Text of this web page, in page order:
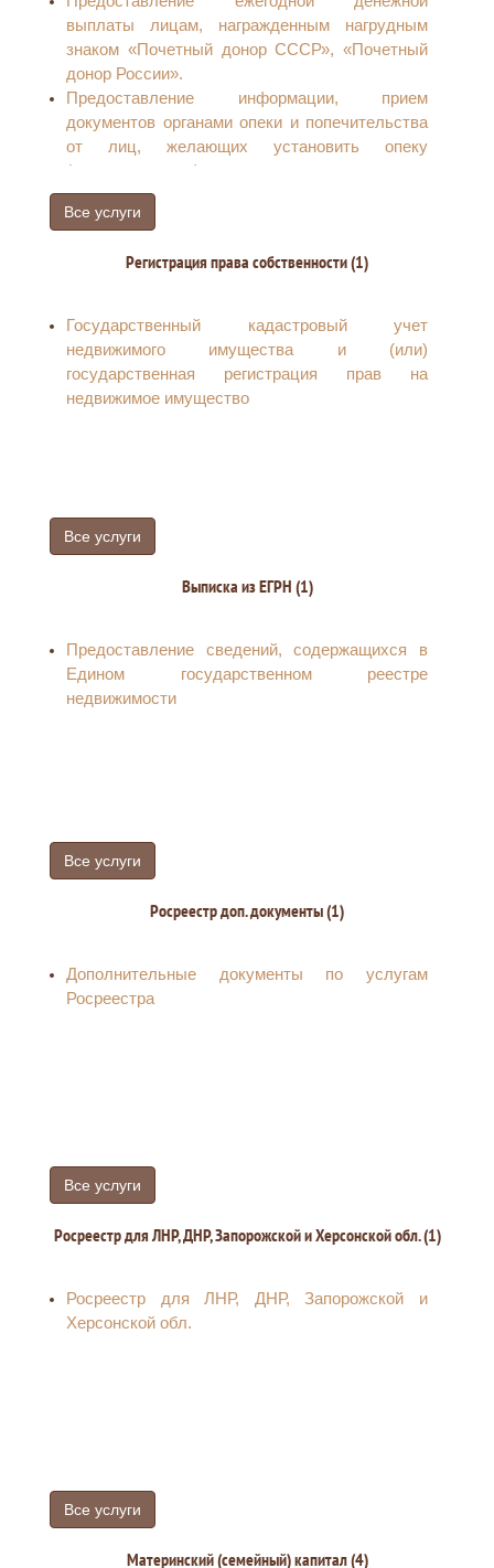
выплаты лицам, награжденным нагрудным
знаком «Почетный донор СССР», «Почетный
донор России».
Предоставление информации, прием
документов органами опеки и попечительства
от лиц, желающих установить опеку
(попечительство) или патронаж над
определенной категорией граждан (лица,
признанные в установленном законом порядке
Выдача справок студентам для получения
Признание гражданина нуждающимся в
социальном обслуживании
Оплата расходов на газификацию
домовладения (квартиры)
Оказание государственной социальной
Все услуги
Регистрация права собственности (1)
Государственный кадастровый учет
недвижимого имущества и (или)
государственная регистрация прав на
недвижимое имущество
Все услуги
Выписка из ЕГРН (1)
Предоставление сведений, содержащихся в
Едином государственном реестре
недвижимости
Все услуги
Росреестр доп. документы (1)
Дополнительные документы по услугам
Росреестра
Все услуги
Росреестр для ЛНР, ДНР, Запорожской и Херсонской обл. (1)
Росреестр для ЛНР, ДНР, Запорожской и
Херсонской обл.
Все услуги
Материнский (семейный) капитал (4)